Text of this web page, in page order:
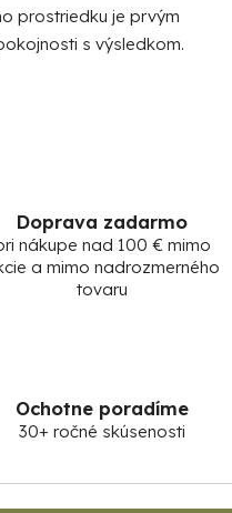
prostriedku je prvým
s výsledkom.
Doprava zadarmo
nákupe nad 100 € mimo
a mimo nadrozmerného
tovaru
Ochotne poradíme
30+ ročné skúsenosti